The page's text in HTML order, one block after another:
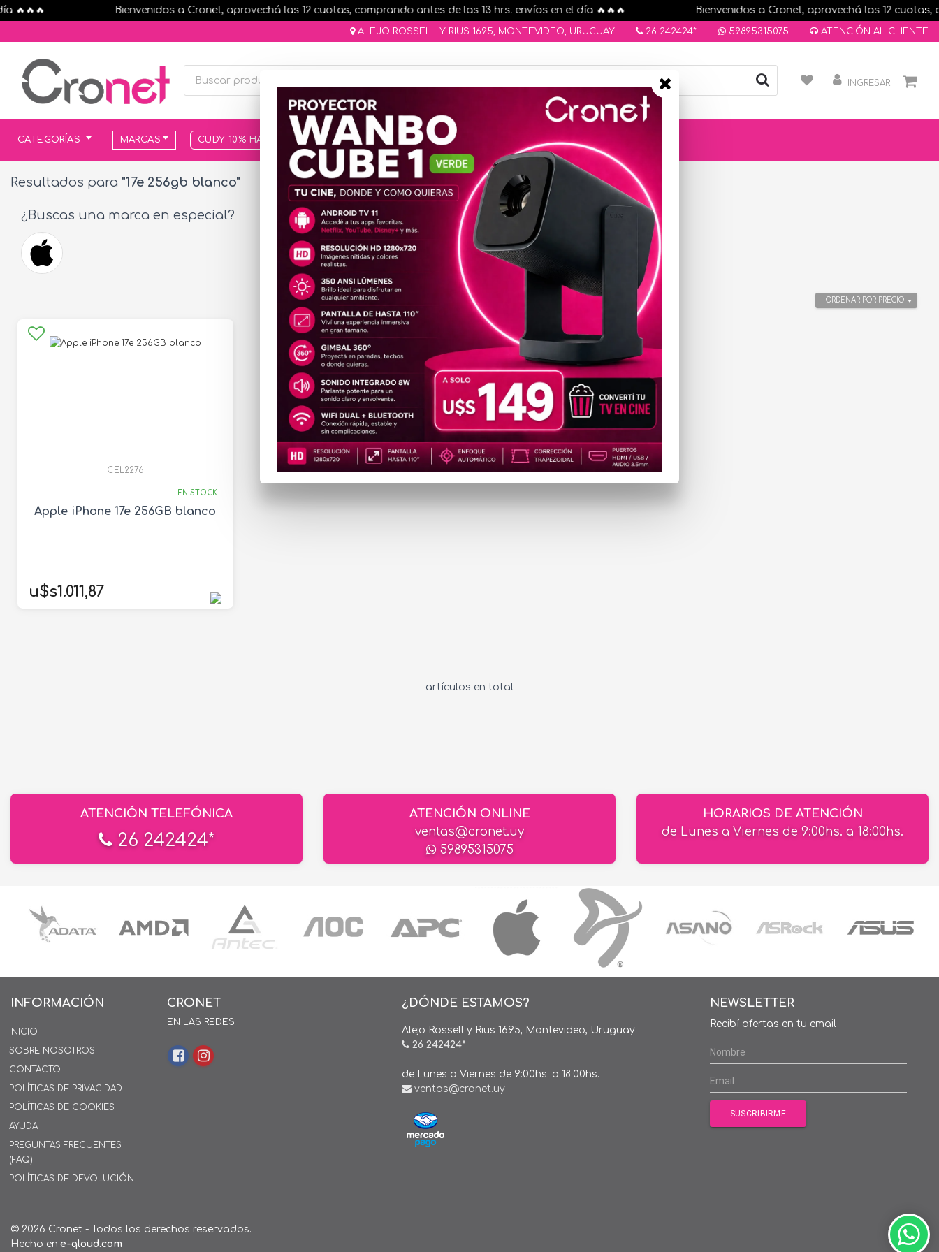
Bienvenidos a Cronet, aprovechá las 12 cuotas, comprando antes de las 13 hrs. envíos en el día 🔥🔥🔥 Bienvenidos a Cronet, aprovechá las 12 cuotas,
ALEJO ROSSELL Y RIUS 1695, MONTEVIDEO, URUGUAY 26 242424* 59895315075 ATENCIÓN AL CLIENTE
INGRESAR
CATEGORÍAS MARCAS CUDY 10% HASTA AGOTAR STOCK MOVILIDAD ELÉCTRICA 25% OFF
Resultados para "17e 256gb blanco"
¿Buscas una marca en especial?
ORDENAR POR PRECIO
CEL2276
EN STOCK
Apple iPhone 17e 256GB blanco
u$s1.011,87
artículos en total
ATENCIÓN TELEFÓNICA
26 242424*
ATENCIÓN ONLINE
ventas@cronet.uy
59895315075
HORARIOS DE ATENCIÓN
de Lunes a Viernes de 9:00hs. a 18:00hs.
INFORMACIÓN
INICIO
SOBRE NOSOTROS
CONTACTO
POLÍTICAS DE PRIVACIDAD
POLÍTICAS DE COOKIES
AYUDA
PREGUNTAS FRECUENTES
(FAQ)
POLÍTICAS DE DEVOLUCIÓN
CRONET
EN LAS REDES
¿DÓNDE ESTAMOS?
Alejo Rossell y Rius 1695, Montevideo, Uruguay
26 242424*
de Lunes a Viernes de 9:00hs. a 18:00hs.
ventas@cronet.uy
NEWSLETTER
Recibí ofertas en tu email
© 2026 Cronet - Todos los derechos reservados.
Hecho en e-qloud.com